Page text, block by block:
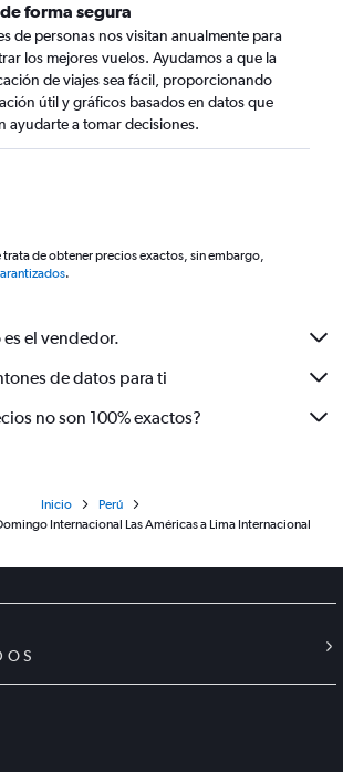
forma segura
de personas nos visitan anualmente para
los mejores vuelos. Ayudamos a que la
de viajes sea fácil, proporcionando
útil y gráficos basados en datos que
ayudarte a tomar decisiones.
de obtener precios exactos, sin embargo,
.
el vendedor.
de datos para ti
no son 100% exactos?
Inicio
Perú
Internacional Las Américas a Lima Internacional